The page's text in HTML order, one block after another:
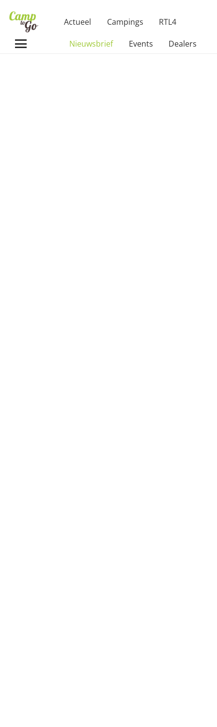
Actueel Campings RTL4
Nieuwsbrief Events Dealers